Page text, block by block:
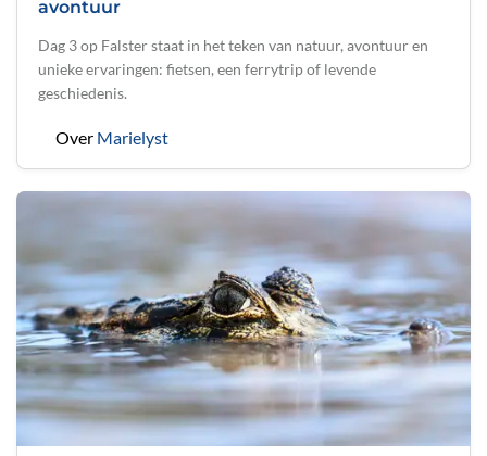
avontuur
Dag 3 op Falster staat in het teken van natuur, avontuur en
unieke ervaringen: fietsen, een ferrytrip of levende
geschiedenis.
Over Marielyst